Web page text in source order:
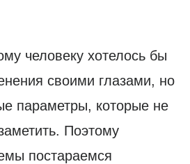
человеку хотелось бы
своими глазами, но
параметры, которые не
Поэтому
постараемся